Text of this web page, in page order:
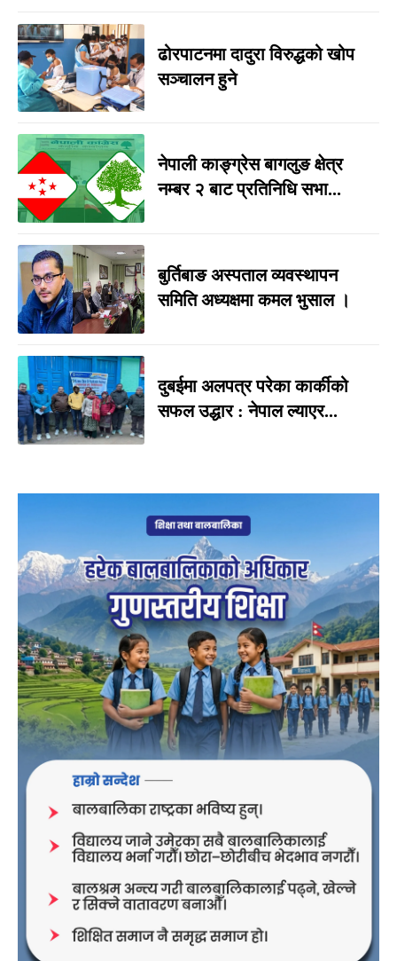
ढोरपाटनमा दादुरा विरुद्धको खोप
सञ्चालन हुने
नेपाली काङ्ग्रेस बागलुङ क्षेत्र
नम्बर २ बाट प्रतिनिधि सभा...
बुर्तिबाङ अस्पताल व्यवस्थापन
समिति अध्यक्षमा कमल भुसाल ।
दुबईमा अलपत्र परेका कार्कीको
सफल उद्धार : नेपाल ल्याएर...